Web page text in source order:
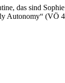
das sind
Autonomy“ (VÖ